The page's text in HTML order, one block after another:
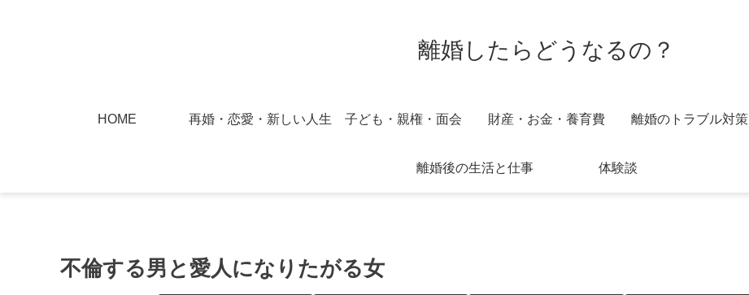
離婚したらどうなるの？
HOME 再婚・恋愛・新しい人生 子ども・親権・面会 財産・お金・養育費 離婚のトラブル対策
離婚後の生活と仕事 体験談
不倫する男と愛人になりたがる女